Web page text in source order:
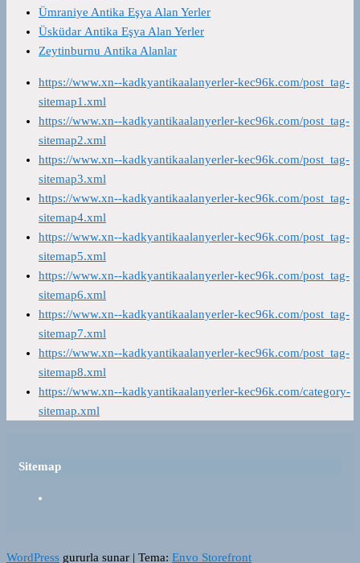
Ümraniye Antika Eşya Alan Yerler
Üsküdar Antika Eşya Alan Yerler
Zeytinburnu Antika Alanlar
https://www.xn--kadkyantikaalanyerler-kec96k.com/post_tag-
sitemap1.xml
https://www.xn--kadkyantikaalanyerler-kec96k.com/post_tag-
sitemap2.xml
https://www.xn--kadkyantikaalanyerler-kec96k.com/post_tag-
sitemap3.xml
https://www.xn--kadkyantikaalanyerler-kec96k.com/post_tag-
sitemap4.xml
https://www.xn--kadkyantikaalanyerler-kec96k.com/post_tag-
sitemap5.xml
https://www.xn--kadkyantikaalanyerler-kec96k.com/post_tag-
sitemap6.xml
https://www.xn--kadkyantikaalanyerler-kec96k.com/post_tag-
sitemap7.xml
https://www.xn--kadkyantikaalanyerler-kec96k.com/post_tag-
sitemap8.xml
https://www.xn--kadkyantikaalanyerler-kec96k.com/category-
sitemap.xml
Sitemap
WordPress gururla sunar | Tema: Envo Storefront